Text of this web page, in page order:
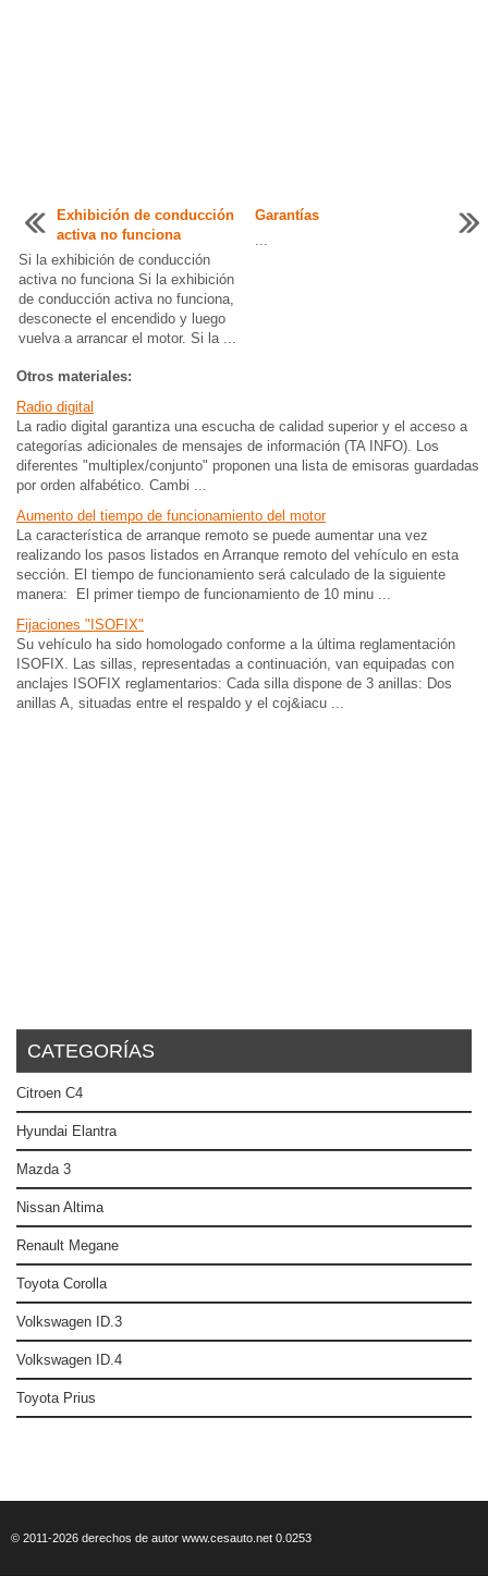
Exhibición de conducción
activa no funciona
Si la exhibición de conducción
activa no funciona Si la exhibición
de conducción activa no funciona,
desconecte el encendido y luego
vuelva a arrancar el motor. Si la ...
Garantías
...
Otros materiales:
Radio digital
La radio digital garantiza una escucha de calidad superior y el acceso a
categorías adicionales de mensajes de información (TA INFO). Los
diferentes "multiplex/conjunto" proponen una lista de emisoras guardadas
por orden alfabético. Cambi ...
Aumento del tiempo de funcionamiento del motor
La característica de arranque remoto se puede aumentar una vez
realizando los pasos listados en Arranque remoto del vehículo en esta
sección. El tiempo de funcionamiento será calculado de la siguiente
manera: El primer tiempo de funcionamiento de 10 minu ...
Fijaciones "ISOFIX"
Su vehículo ha sido homologado conforme a la última reglamentación
ISOFIX. Las sillas, representadas a continuación, van equipadas con
anclajes ISOFIX reglamentarios: Cada silla dispone de 3 anillas: Dos
anillas A, situadas entre el respaldo y el coj&iacu ...
CATEGORÍAS
Citroen C4
Hyundai Elantra
Mazda 3
Nissan Altima
Renault Megane
Toyota Corolla
Volkswagen ID.3
Volkswagen ID.4
Toyota Prius
© 2011-2026 derechos de autor www.cesauto.net 0.0253